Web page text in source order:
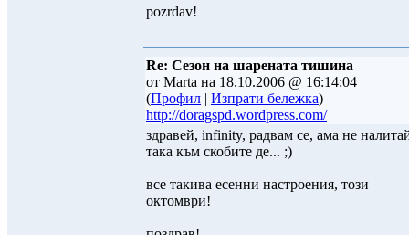
pozrdav!
Re: Сезон на шарената тишина
от Marta на 18.10.2006 @ 16:14:04
(Профил | Изпрати бележка)
http://doragspd.wordpress.com/
здравей, infinity, радвам се, ама не
така към скобите де... ;)
все такива есенни настроения, този
октомври!